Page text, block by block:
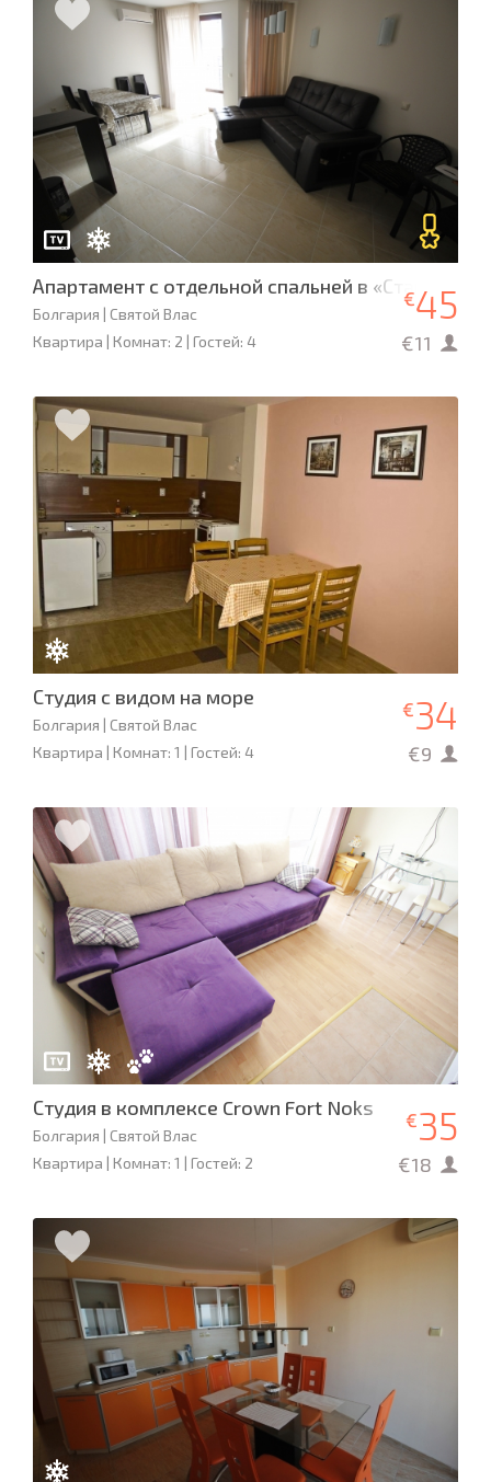
Апартамент с отдельной спальней в «Стар
Болгария | Святой Влас
Квартира | Комнат: 2 | Гостей: 4
€45
€11
Студия с видом на море
Болгария | Святой Влас
Квартира | Комнат: 1 | Гостей: 4
€34
€9
Студия в комплексе Crown Fort Noks
Болгария | Святой Влас
Квартира | Комнат: 1 | Гостей: 2
€35
€18